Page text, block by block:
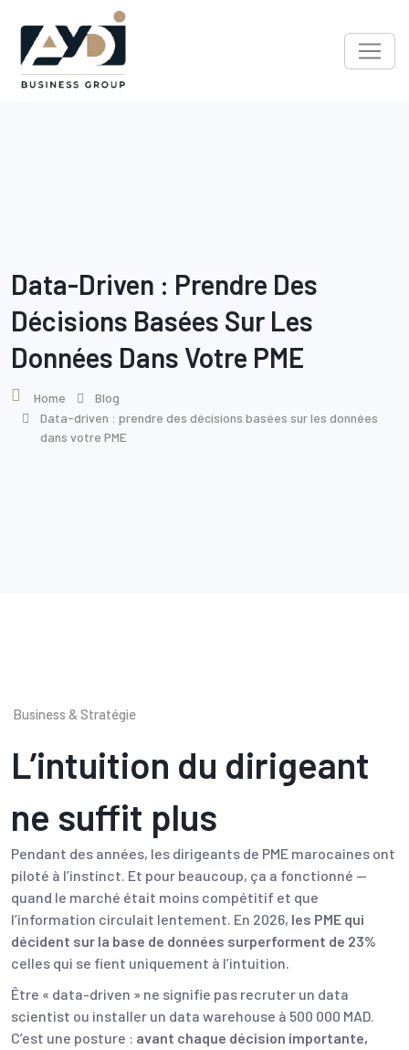
content
Data-Driven : Prendre Des
Décisions Basées Sur Les
Données Dans Votre PME
Home
Blog
Data-driven : prendre des décisions basées sur les données
dans votre PME
Business & Stratégie
L’intuition du dirigeant
ne suffit plus
Pendant des années, les dirigeants de PME marocaines ont
piloté à l’instinct. Et pour beaucoup, ça a fonctionné —
quand le marché était moins compétitif et que
l’information circulait lentement. En 2026, les PME qui
décident sur la base de données surperforment de 23%
celles qui se fient uniquement à l’intuition.
Être « data-driven » ne signifie pas recruter un data
scientist ou installer un data warehouse à 500 000 MAD.
C’est une posture : avant chaque décision importante,